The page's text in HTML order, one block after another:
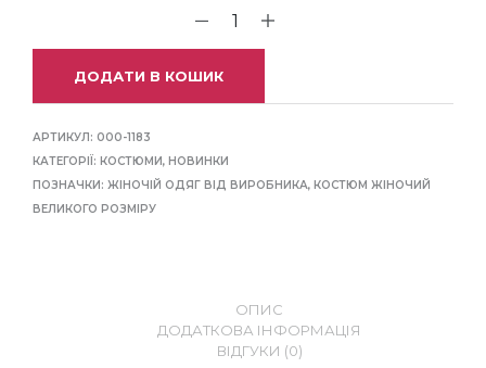
ДОДАТИ В КОШИК
АРТИКУЛ: 000-1183
КАТЕГОРІЇ: КОСТЮМИ, НОВИНКИ
ПОЗНАЧКИ: ЖІНОЧІЙ ОДЯГ ВІД ВИРОБНИКА, КОСТЮМ ЖІНОЧИЙ
ВЕЛИКОГО РОЗМІРУ
ОПИС
ДОДАТКОВА ІНФОРМАЦІЯ
ВІДГУКИ (0)